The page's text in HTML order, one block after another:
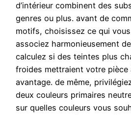
d’intérieur combinent des
genres ou plus. avant de
motifs, choisissez ce qui
associez harmonieusement
calculez si des teintes plus
froides mettraient votre pièce
avantage. de même,
deux couleurs primaires
sur quelles couleurs vous